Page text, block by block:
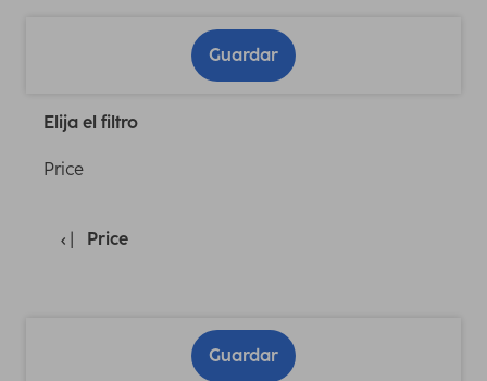
Guardar
Elija el filtro
Price
Price
Guardar